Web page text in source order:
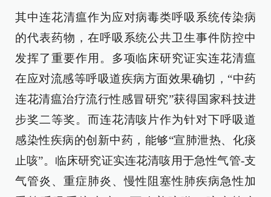
其中连花清瘟作为应对病毒类呼吸系统传染病
的代表药物，在呼吸系统公共卫生事件防控中
发挥了重要作用。多项临床研究证实连花清瘟
在应对流感等呼吸道疾病方面效果确切，“中药
连花清瘟治疗流行性感冒研究”获得国家科技进
步奖二等奖。而连花清咳片作为针对下呼吸道
感染性疾病的创新中药，能够“宣肺泄热、化痰
止咳”。临床研究证实连花清咳用于急性气管-支
气管炎、重症肺炎、慢性阻塞性肺疾病急性加